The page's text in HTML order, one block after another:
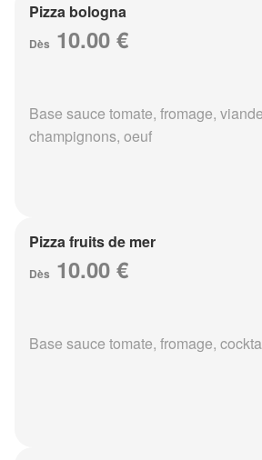
Pizza bologna
Dès 10.00 €
Base sauce tomate, fromage,
champignons, oeuf
Pizza fruits de mer
Dès 10.00 €
Base sauce tomate, fromage,